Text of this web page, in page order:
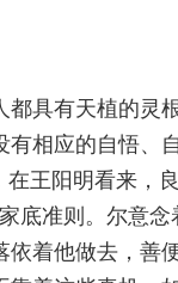
具有天植的灵
相应的自悟、
王阳明看来，
底准则。尔意
着他做去，善